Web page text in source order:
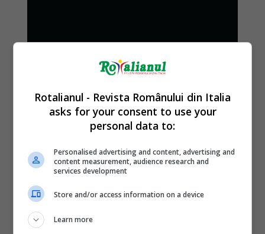
Rotalianul - Revista Românului din Italia
asks for your consent to use your
personal data to:
Personalised advertising and content, advertising and
content measurement, audience research and
services development
Store and/or access information on a device
Learn more